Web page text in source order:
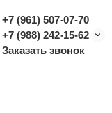
+7 (961) 507-07-70
+7 (988) 242-15-62
Заказать звонок